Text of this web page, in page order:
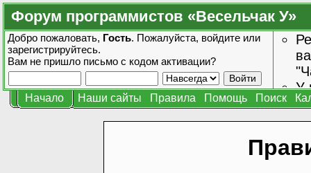
Форум программистов «Весельчак У»
Добро пожаловать, Гость. Пожалуйста, войдите или
зарегистрируйтесь.
Вам не пришло письмо с кодом активации?
У
Начало Наши сайты Правила Помощь Поиск